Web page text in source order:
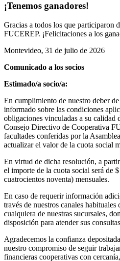
¡Tenemos ganadores!
Gracias a todos los que participaron
FUCEREP. ¡Felicitaciones a los
Montevideo, 31 de julio de 2026
Comunicado a los socios
Estimado/a socio/a:
En cumplimiento de nuestro deber
informado sobre las condiciones
obligaciones vinculadas a su calidad
Consejo Directivo de Cooperativa
facultades conferidas por la
actualizar el valor de la cuota social
En virtud de dicha resolución, a
el importe de la cuota social será de
cuatrocientos noventa) mensuales.
En caso de requerir información
través de nuestros canales
cualquiera de nuestras sucursales,
disposición para atender sus
Agradecemos la confianza
nuestro compromiso de seguir
financieras cooperativas con